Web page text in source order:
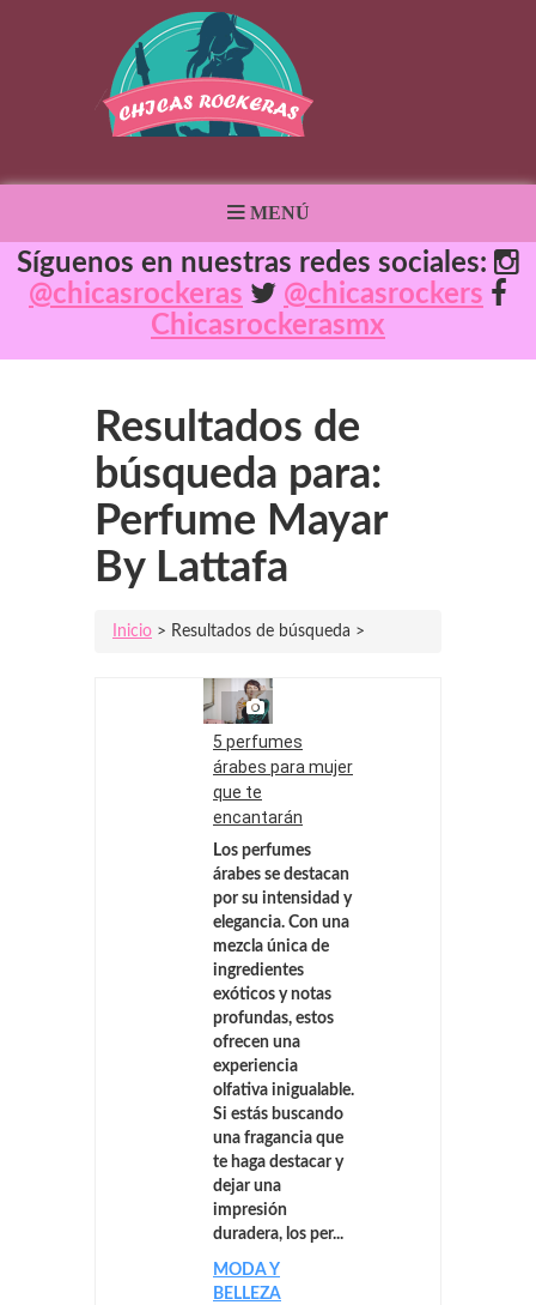
MENÚ
Síguenos en nuestras redes sociales:
@chicasrockeras
@chicasrockers
Chicasrockerasmx
Resultados de
búsqueda para:
Perfume Mayar
By Lattafa
Inicio > Resultados de búsqueda >
5 perfumes
árabes para mujer
que te
encantarán
Los perfumes
árabes se destacan
por su intensidad y
elegancia. Con una
mezcla única de
ingredientes
exóticos y notas
profundas, estos
ofrecen una
experiencia
olfativa inigualable.
Si estás buscando
una fragancia que
te haga destacar y
dejar una
impresión
duradera, los per...
MODA Y
BELLEZA